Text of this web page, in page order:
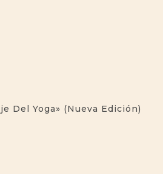
Del Yoga» (nueva Edición)